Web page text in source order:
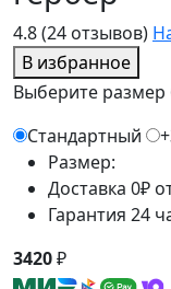
4.8(24 отзывов)
В избранное
Выберите размер
Стандартный
Размер:
Доставка 0₽
Гарантия 24
3420₽